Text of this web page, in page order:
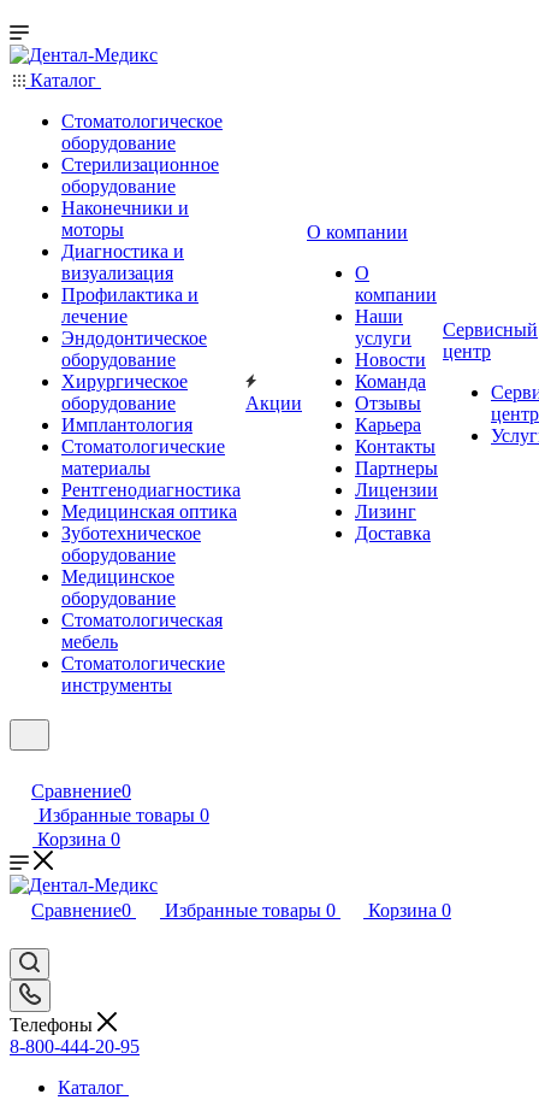
Каталог
Стоматологическое
оборудование
Стерилизационное
оборудование
Наконечники и
моторы
Диагностика и
визуализация
Профилактика и
лечение
Эндодонтическое
оборудование
Хирургическое
оборудование
Имплантология
Стоматологические
материалы
Рентгенодиагностика
Медицинская оптика
Зуботехническое
оборудование
Медицинское
оборудование
Стоматологическая
мебель
Стоматологические
инструменты
Акции
О компании
О
компании
Наши
услуги
Новости
Команда
Отзывы
Карьера
Контакты
Партнеры
Лицензии
Лизинг
Доставка
Сервисный
центр
центр
Сравнение0
Избранные товары 0
Корзина 0
Сравнение0 Избранные товары 0 Корзина 0
Телефоны
8-800-444-20-95
Каталог